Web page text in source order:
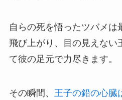
自らの死を悟ったツバメは
飛び上がり、目の見えない
て彼の足元で力尽きます。
その瞬間、 王子の鉛の心臓